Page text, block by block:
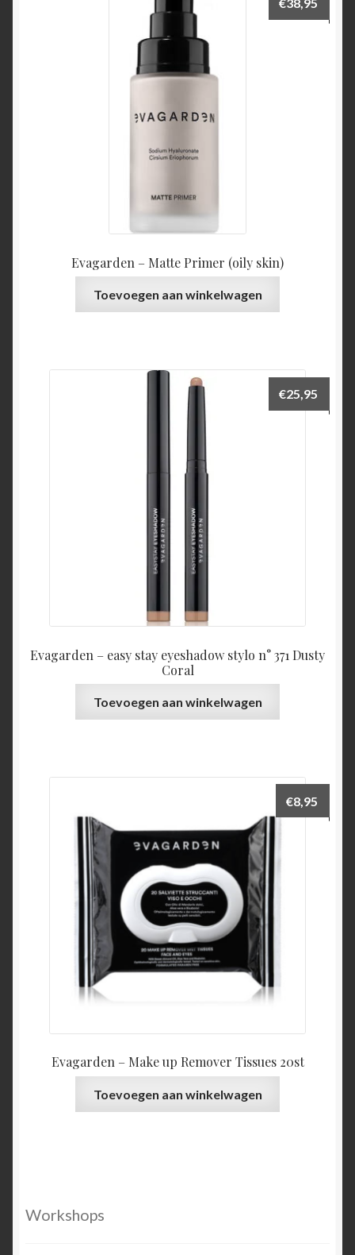
Evagarden – Matte Primer (oily skin)
Toevoegen aan winkelwagen
Evagarden – easy stay eyeshadow stylo n° 371 Dusty
Coral
€25,95
Toevoegen aan winkelwagen
Evagarden – Make up Remover Tissues 20st
€8,95
Toevoegen aan winkelwagen
Workshops